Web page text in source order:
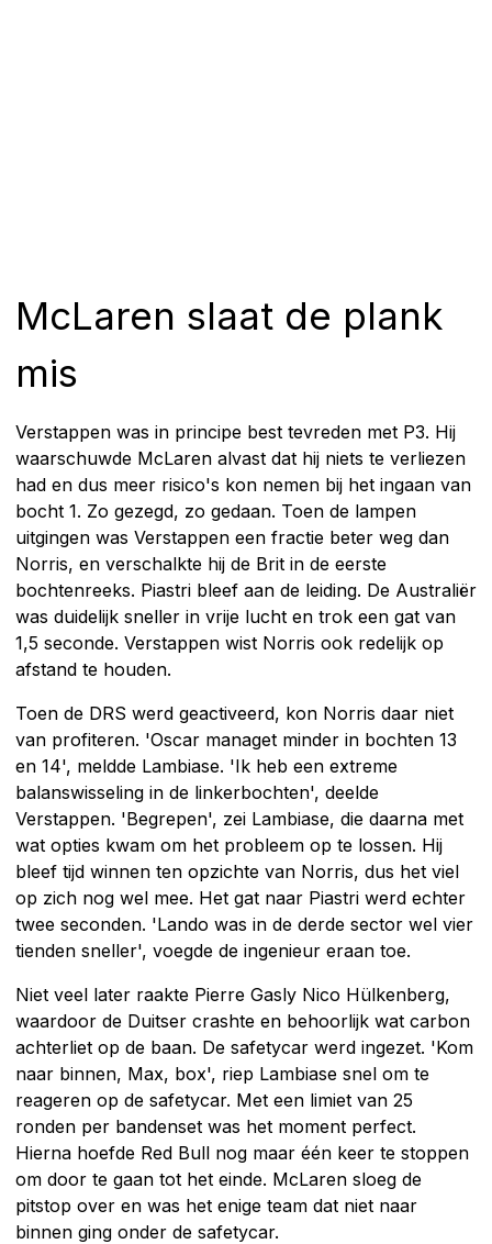
McLaren slaat de plank
mis
Verstappen was in principe best tevreden met P3. Hij
waarschuwde McLaren alvast dat hij niets te verliezen
had en dus meer risico's kon nemen bij het ingaan van
bocht 1. Zo gezegd, zo gedaan. Toen de lampen
uitgingen was Verstappen een fractie beter weg dan
Norris, en verschalkte hij de Brit in de eerste
bochtenreeks. Piastri bleef aan de leiding. De Australiër
was duidelijk sneller in vrije lucht en trok een gat van
1,5 seconde. Verstappen wist Norris ook redelijk op
afstand te houden.
Toen de DRS werd geactiveerd, kon Norris daar niet
van profiteren. 'Oscar managet minder in bochten 13
en 14', meldde Lambiase. 'Ik heb een extreme
balanswisseling in de linkerbochten', deelde
Verstappen. 'Begrepen', zei Lambiase, die daarna met
wat opties kwam om het probleem op te lossen. Hij
bleef tijd winnen ten opzichte van Norris, dus het viel
op zich nog wel mee. Het gat naar Piastri werd echter
twee seconden. 'Lando was in de derde sector wel vier
tienden sneller', voegde de ingenieur eraan toe.
Niet veel later raakte Pierre Gasly Nico Hülkenberg,
waardoor de Duitser crashte en behoorlijk wat carbon
achterliet op de baan. De safetycar werd ingezet. 'Kom
naar binnen, Max, box', riep Lambiase snel om te
reageren op de safetycar. Met een limiet van 25
ronden per bandenset was het moment perfect.
Hierna hoefde Red Bull nog maar één keer te stoppen
om door te gaan tot het einde. McLaren sloeg de
pitstop over en was het enige team dat niet naar
binnen ging onder de safetycar.